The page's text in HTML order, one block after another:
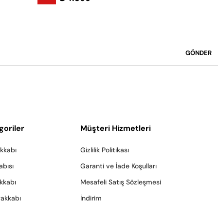
GÖNDER
Müşteri Hizmetleri
Gizlilik Politikası
Garanti ve İade Koşulları
Mesafeli Satış Sözleşmesi
İndirim